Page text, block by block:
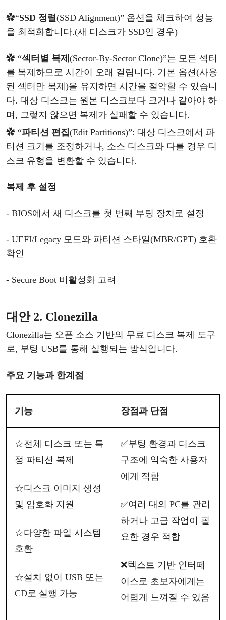
✿“SSD 정렬 (SSD Alignment)” 옵션을 체크하여 성능
을 최적화합니다.(새 디스크가 SSD인 경우)
✿ “섹터별 복제 (Sector-By-Sector Clone)”는 모든 섹터
를 복제하므로 시간이 오래 걸립니다. 기본 옵션(사용
된 섹터만 복제)을 유지하면 시간을 절약할 수 있습니
다. 대상 디스크는 원본 디스크보다 크거나 같아야 하
며 , 그렇지 않으면 복제가 실패할 수 있습니다.
✿ “파티션 편집(Edit Partitions)”: 대상 디스크에서 파
티션 크기를 조정하거나, 소스 디스크와 다를 경우 디
스크 유형을 변환할 수 있습니다.
복제 후 설정
- BIOS에서 새 디스크를 첫 번째 부팅 장치로 설정
- UEFI/Legacy 모드와 파티션 스타일(MBR/GPT) 호환
확인
- Secure Boot 비활성화 고려
대안 2. Clonezilla
Clonezilla는 오픈 소스 기반의 무료 디스크 복제 도구
로, 부팅 USB를 통해 실행되는 방식입니다.
주요 기능과 한계점
기능 장점과 단점
☆전체 디스크 또는 특
정 파티션 복제
☆디스크 이미지 생성
및 암호화 지원
☆다양한 파일 시스템
호환
☆설치 없이 USB 또는
CD로 실행 가능
✅부팅 환경과 디스크
구조에 익숙한 사용자
에게 적합
✅여러 대의 PC를 관리
하거나 고급 작업이 필
요한 경우 적합
❌텍스트 기반 인터페
이스로 초보자에게는
어렵게 느껴질 수 있음